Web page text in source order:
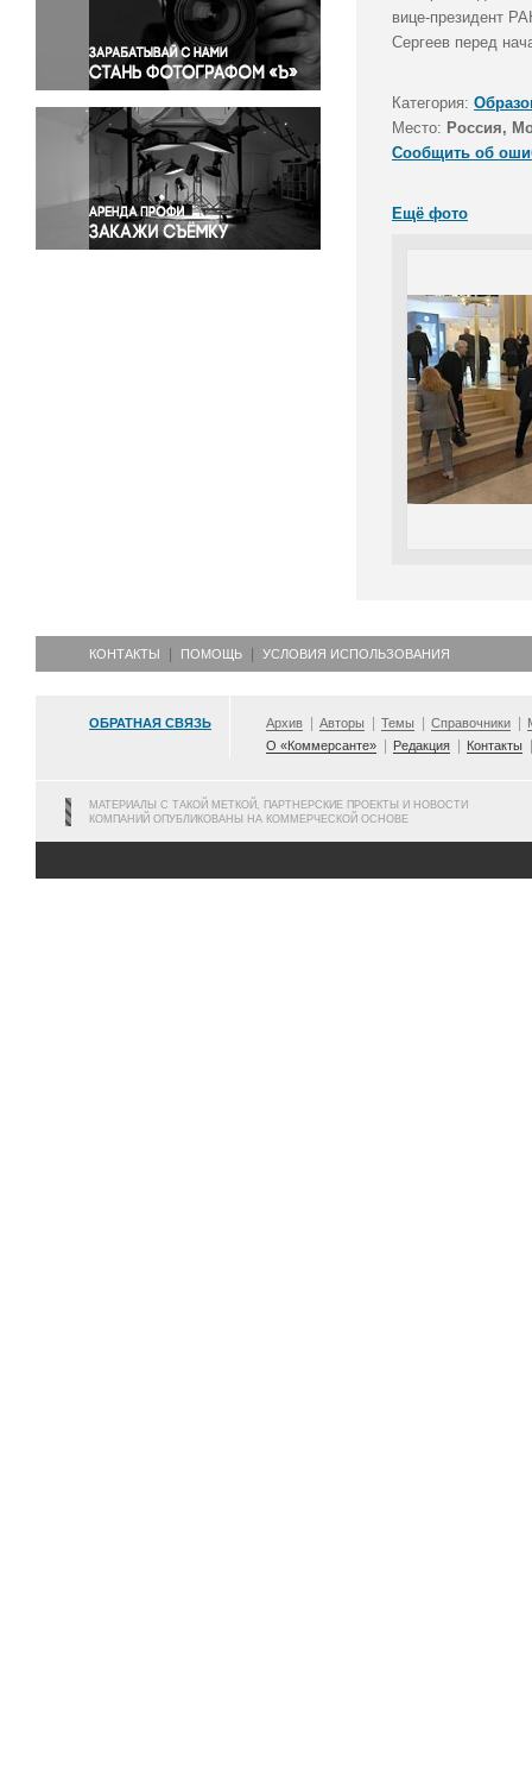
Правосудие
Происшествия и конфликты
Религия
Светская жизнь
Спорт
Экология
Экономика и бизнес
вице-президент
Сергеев перед
Категория:
Место: Россия,
Сообщить об
Ещё фото
КОНТАКТЫ ПОМОЩЬ УСЛОВИЯ ИСПОЛЬЗОВАНИЯ
ОБРАТНАЯ СВЯЗЬ Архив Авторы Темы Справочники
О «Коммерсанте»
Редакция Контакты
МАТЕРИАЛЫ С ТАКОЙ МЕТКОЙ, ПАРТНЕРСКИЕ ПРОЕКТЫ И НОВОСТИ
КОМПАНИЙ ОПУБЛИКОВАНЫ НА КОММЕРЧЕСКОЙ ОСНОВЕ